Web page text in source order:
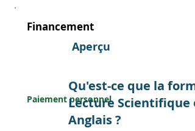
Financement
Paiement personnel
Entreprise
Aperçu
Qu'est-ce que la
Lecture Scientifique
Anglais ?